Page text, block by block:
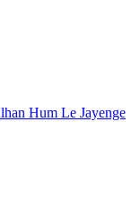
Hum Le Jayenge